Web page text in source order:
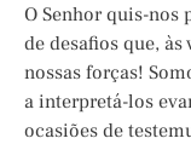
O Senhor quis-nos
de desafios que,
nossas forças!
a interpretá-los
ocasiões de